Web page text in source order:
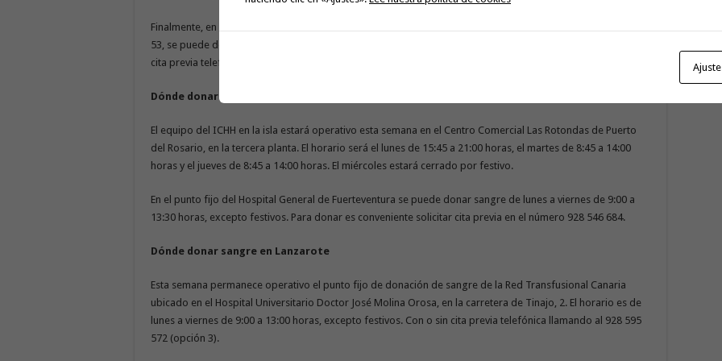
Finalmente, en el Hospital San Juan de Dios, ubicado en la Carretera General Santa Cruz La Laguna, número
53, se puede donar sangre de lunes a viernes, de 11:30 a 13:00 horas, excepto festivos. Es necesario pedir
cita previa telefónica llamando al 922 645 511, extensión 463.
Dónde donar sangre en Fuerteventura
El equipo del ICHH en la isla estará operativo esta semana en el Centro Comercial Las Rotondas de Puerto
del Rosario, en la tercera planta. El horario será el lunes de 15:45 a 21:00 horas, el martes de 8:45 a 14:00
horas y el jueves de 8:45 a 14:00 horas. El miércoles estará cerrado por festivo.
En el punto fijo del Hospital General de Fuerteventura se puede donar sangre de lunes a viernes de 9:00 a
13:30 horas, excepto festivos. Para donar es conveniente solicitar cita previa en el número 928 546 684.
Dónde donar sangre en Lanzarote
Esta semana permanece operativo el punto fijo de donación de sangre de la Red Transfusional Canaria
ubicado en el Hospital Universitario Doctor José Molina Orosa, en la carretera de Tinajo, 2. El horario es de
lunes a viernes de 9:00 a 13:00 horas, excepto festivos. Con o sin cita previa telefónica llamando al 928 595
572 (opción 3).